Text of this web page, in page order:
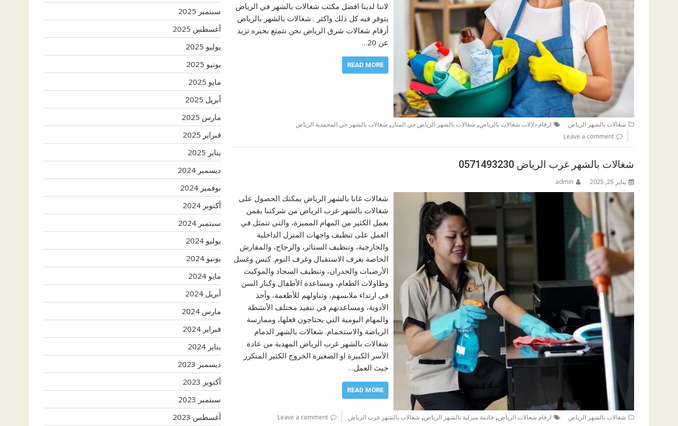
لاننا لدينا افضل مكتب شغالات بالشهر في الرياض
يتوفر فيه كل ذلك واكثر . شغالات بالشهر بالرياض
أرقام شغالات شرق الرياض نحن نتمتع بخبره تزيد
عن 20…
READ MORE
شغالات بالشهر الرياض ارقام دلالات شغالات بالرياض, شغالات بالشهر الرياض حي المنار , شغالات بالشهر حي المحمدية الرياض
Leave a comment
شغالات بالشهر غرب الرياض 0571493230
يناير 25, 2025 admin
شغالات غانا بالشهر الرياض يمكنك الحصول على
شغالات بالشهر غرب الرياض من شركتنا يقمن
بعمل الكثير من المهام المميزة، والتي تتمثل في
العمل على تنظيف واجهات المنزل الداخلية
والخارجية، وتنظيف الستائر، والزجاج، والمفارش
الخاصة بغرف الاستقبال وغرف النوم. كنس وغسل
الأرضيات والجدران، وتنظيف السجاد والموكيت
وطاولات الطعام، ومساعدة الأطفال وكبار السن
في ارتداء ملابسهم، وتناولهم للأطعمة، وأخذ
الأدوية، ومساعدتهم في تنفيذ مختلف الأنشطة
والمهام اليومية التي يحتاجون فعلها، وممارسة
الرياضة والاستحمام. شغالات بالشهر الدمام
شغالات بالشهر غرب الرياض المهدية من عادة
الأسر الكبيرة او الصغيرة الخروج الكثير المتكرر
حيث العمل…
READ MORE
شغالات بالشهر الرياض ارقام شغالات الرياض, خادمة منزلية بالشهر الرياض, شغالات بالشهر غرب الرياض Leave a comment
سبتمبر 2025
أغسطس 2025
يوليو 2025
يونيو 2025
مايو 2025
أبريل 2025
مارس 2025
فبراير 2025
يناير 2025
ديسمبر 2024
نوفمبر 2024
أكتوبر 2024
سبتمبر 2024
يوليو 2024
يونيو 2024
مايو 2024
أبريل 2024
مارس 2024
فبراير 2024
يناير 2024
ديسمبر 2023
أكتوبر 2023
سبتمبر 2023
أغسطس 2023